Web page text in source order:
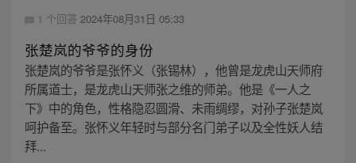
1 个回答 2024年08月31日 05:33
张楚岚的爷爷的身份
张楚岚的爷爷是张怀义（张锡林），他曾是龙虎山天师府
所属道士，是龙虎山天师张之维的师弟。他是《一人之
下》中的角色，性格隐忍圆滑、未雨绸缪，对孙子张楚岚
呵护备至。张怀义年轻时与部分名门弟子以及全性妖人结
拜...